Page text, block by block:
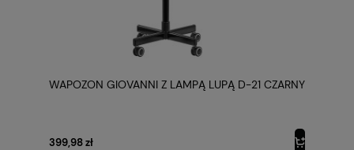
WAPOZON GIOVANNI Z LAMPĄ LUPĄ D-21 CZARNY
399,98 zł